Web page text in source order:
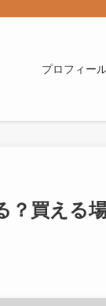
プロフィー
買える